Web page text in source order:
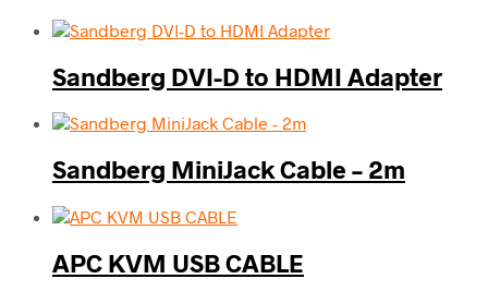
Sandberg DVI-D to HDMI Adapter
Sandberg MiniJack Cable – 2m
APC KVM USB CABLE